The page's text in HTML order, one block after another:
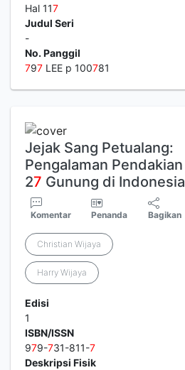
Hal 117
Judul Seri
-
No. Panggil
797 LEE p 100781
Jejak Sang Petualang:
Pengalaman Pendakian
27 Gunung di Indonesia
Komentar Penanda Bagikan
Christian Wijaya
Harry Wijaya
Edisi
1
ISBN/ISSN
979-731-811-7
Deskripsi Fisik